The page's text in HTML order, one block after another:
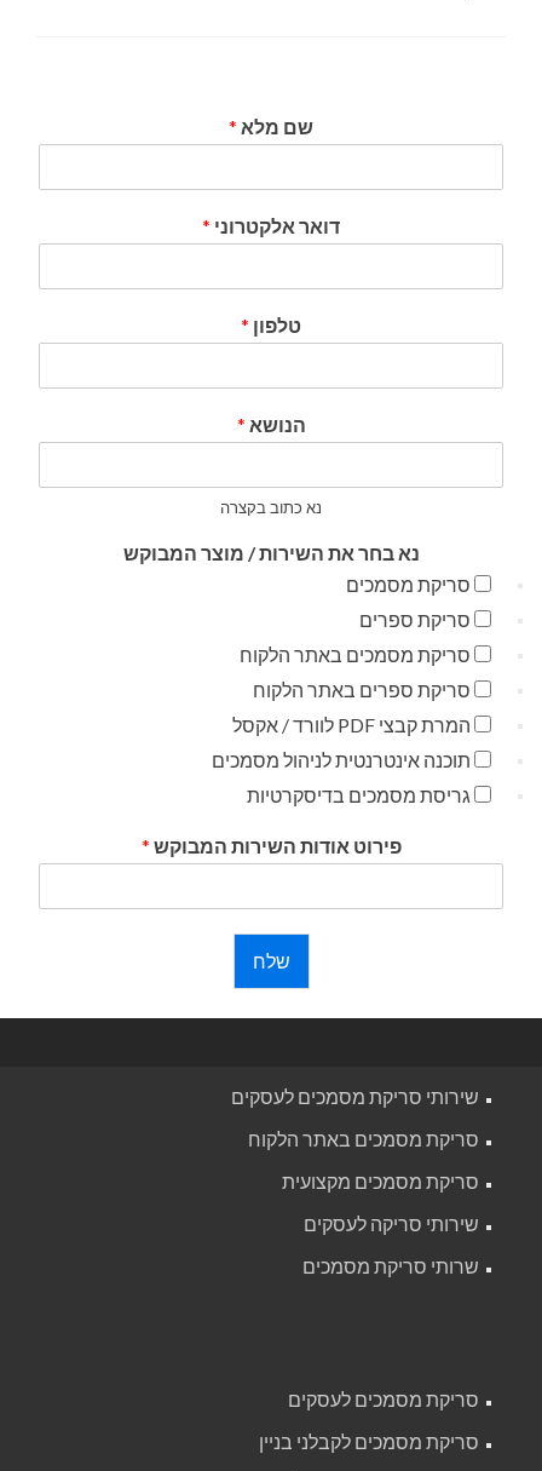
שם מלא *
דואר אלקטרוני *
טלפון *
הנושא *
נא כתוב בקצרה
נא בחר את השירות / מוצר המבוקש
סריקת מסמכים
סריקת ספרים
סריקת מסמכים באתר הלקוח
סריקת ספרים באתר הלקוח
המרת קבצי PDF לוורד / אקסל
תוכנה אינטרנטית לניהול מסמכים
גריסת מסמכים בדיסקרטיות
פירוט אודות השירות המבוקש *
שלח
שירותי סריקת מסמכים לעסקים
סריקת מסמכים באתר הלקוח
סריקת מסמכים מקצועית
שירותי סריקה לעסקים
שרותי סריקת מסמכים
סריקת מסמכים לעסקים
סריקת מסמכים לקבלני בניין